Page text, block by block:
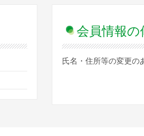
会員情報の
氏名・住所等の変更の